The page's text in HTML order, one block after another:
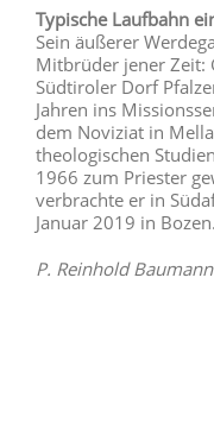
Typische Laufbahn
Sein äußerer
Mitbrüder jener Zeit:
Südtiroler Dorf
Jahren ins
dem Noviziat in
theologischen
1966 zum Priester
verbrachte er in
Januar 2019 in Bozen.
P. Reinhold Baumann